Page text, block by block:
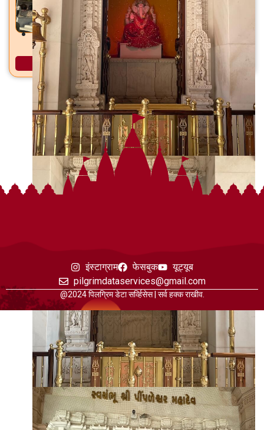
काशी विश्वनाथ महादेव मंदिर मेहसाणा, जि. मेहसाणा
अधिक माहिती
इंस्टाग्राम फेसबुक
यूट्यूब
pilgrimdataservices@gmail.com
@2024 पिलग्रिम डेटा सर्व्हिसेस | सर्व हक्क राखीव.